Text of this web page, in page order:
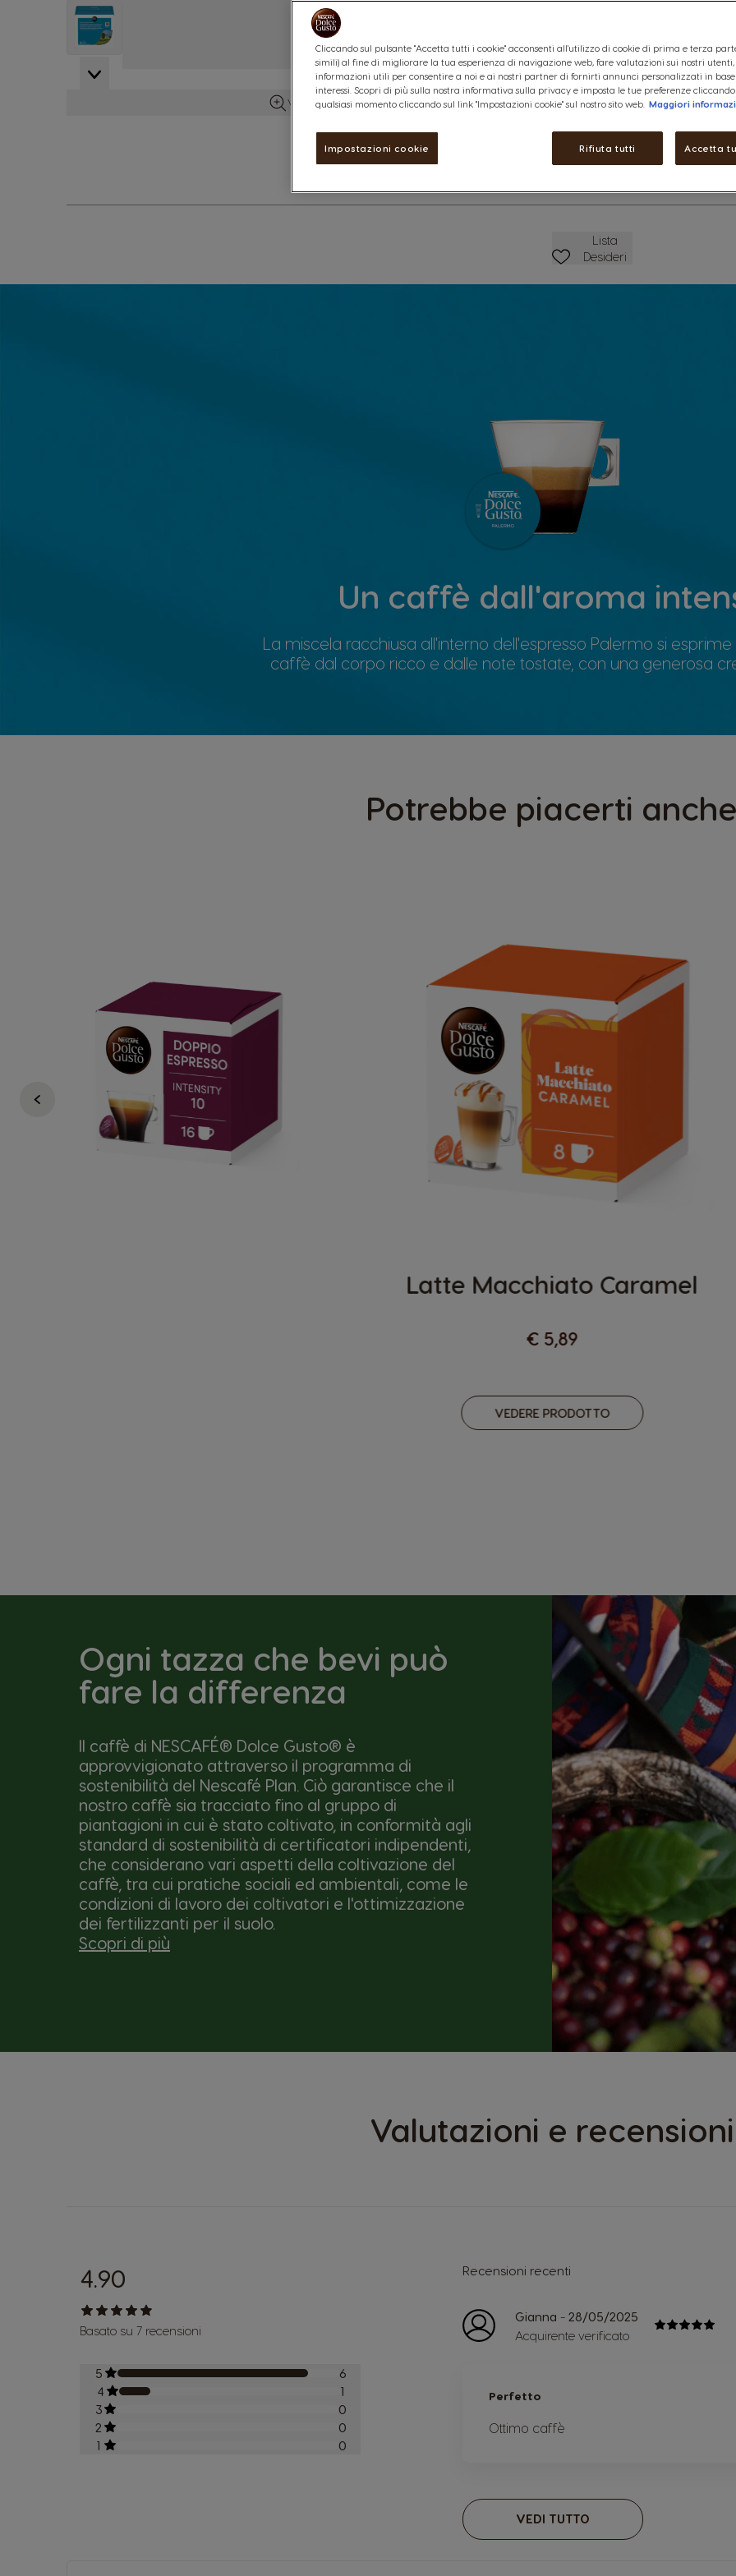
View larger image
View larger image
Vedi maggiori dettagli
Vedere ingredienti
8,49 €
Ridurre
Quantità
Lista Dei Desideri
Lista
Desideri
Un caffè dall'aroma
La miscela racchiusa all'interno dell'espresso Palermo si
caffè dal corpo ricco e dalle note tostate, con una generosa
Potrebbe piacerti
Latte Macchiato Caramel
€ 5,89
VEDERE PRODOTTO
Ogni tazza che bevi può
fare la differenza
Il caffè di NESCAFÉ® Dolce Gusto® è
approvvigionato attraverso il programma di
sostenibilità del Nescafé Plan. Ciò garantisce che il
nostro caffè sia tracciato fino al gruppo di
piantagioni in cui è stato coltivato, in conformità agli
standard di sostenibilità di certificatori indipendenti,
che considerano vari aspetti della coltivazione del
caffè, tra cui pratiche sociali ed ambientali, come le
condizioni di lavoro dei coltivatori e l'ottimizzazione
dei fertilizzanti per il suolo.
Scopri di più
Valutazioni e recensioni
4.90
Basato su 7 recensioni
5
6
4
1
3
0
2
0
1
0
Recensioni recenti
Gianna - 28/05/2025
Acquirente verificato
Perfetto
Ottimo caffè
VEDI TUTTO
Cliccando sul pulsante "Accetta tutti i cookie" acconsenti all'utilizzo di cookie di prima e terza
simili) al fine di migliorare la tua esperienza di navigazione web, fare valutazioni sui nostri
informazioni utili per consentire a noi e ai nostri partner di fornirti annunci personalizzati in
interessi. Scopri di più sulla nostra informativa sulla privacy e imposta le tue preferenze
qualsiasi momento cliccando sul link "Impostazioni cookie" sul nostro sito web. Maggiori
Impostazioni cookie Rifiuta tutti Accetta